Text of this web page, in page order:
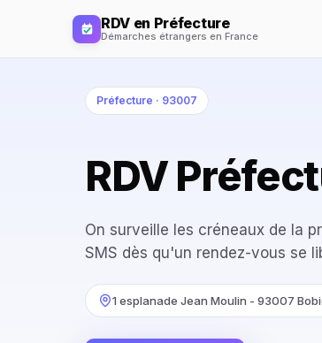
RDV en Préfecture
Démarches étrangers en France
Préfecture · 93007
RDV
On surveille les créneaux de la
SMS dès qu'un rendez-vous se
1 esplanade Jean Moulin - 93007